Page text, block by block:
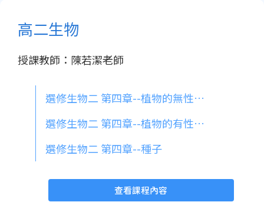
高二生物
授課教師：陳若潔老師
選修生物二 第四章--植物的無性生殖
選修生物二 第四章--植物的有性生殖
選修生物二 第四章--種子
查看課程內容